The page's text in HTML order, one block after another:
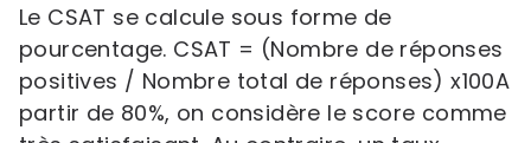
Le CSAT se calcule sous forme de
pourcentage. CSAT = (Nombre de réponses
positives / Nombre total de réponses) x100A
partir de 80%, on considère le score comme